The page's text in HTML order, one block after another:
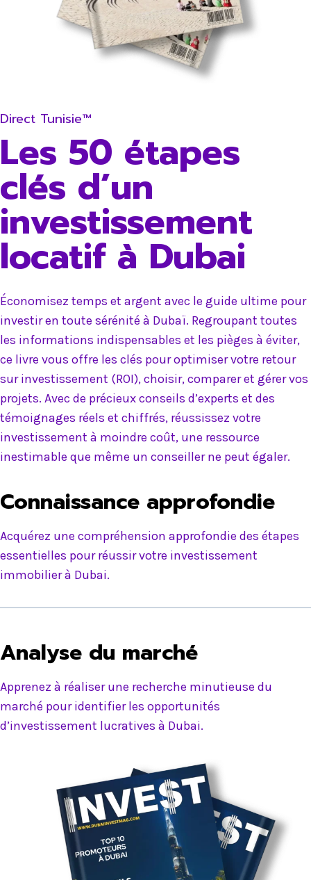
Direct Tunisie™
Les 50 étapes
clés d’un
investissement
locatif à Dubai
Économisez temps et argent avec le guide ultime pour
investir en toute sérénité à Dubaï. Regroupant toutes
les informations indispensables et les pièges à éviter,
ce livre vous offre les clés pour optimiser votre retour
sur investissement (ROI), choisir, comparer et gérer vos
projets. Avec de précieux conseils d’experts et des
témoignages réels et chiffrés, réussissez votre
investissement à moindre coût, une ressource
inestimable que même un conseiller ne peut égaler.
Connaissance approfondie
Acquérez une compréhension approfondie des étapes
essentielles pour réussir votre investissement
immobilier à Dubai.
Analyse du marché
Apprenez à réaliser une recherche minutieuse du
marché pour identifier les opportunités
d’investissement lucratives à Dubai.